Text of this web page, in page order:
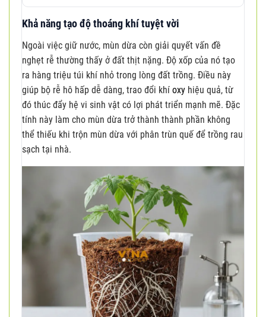
Khả năng tạo độ thoáng khí tuyệt vời
Ngoài việc giữ nước, mùn dừa còn giải quyết vấn đề
nghẹt rễ thường thấy ở đất thịt nặng. Độ xốp của nó tạo
ra hàng triệu túi khí nhỏ trong lòng đất trồng. Điều này
giúp bộ rễ hô hấp dễ dàng, trao đổi khí oxy hiệu quả, từ
đó thúc đẩy hệ vi sinh vật có lợi phát triển mạnh mẽ. Đặc
tính này làm cho mùn dừa trở thành thành phần không
thể thiếu khi trộn mùn dừa với phân trùn quế để trồng rau
sạch tại nhà.